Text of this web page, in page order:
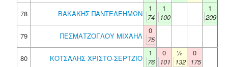
78
ΒΑΚΑΚΗΣ ΠΑΝΤΕΛΕΗΜΩΝ
1
74
1
100
1
209
79
ΠΕΣΜΑΤΖΟΓΛΟΥ ΜΙΧΑΗΛ
0
75
80
ΚΟΤΣΑΛΗΣ ΧΡΙΣΤΟ-ΣΕΡΤΖΙΟ
1
76
0
101
½
132
0
175